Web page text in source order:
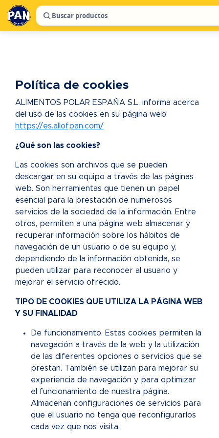
Buscar productos
Política de cookies
ALIMENTOS POLAR ESPAÑA S.L. informa acerca
del uso de las cookies en su página web:
https://es.allofpan.com/
¿Qué son las cookies?
Las cookies son archivos que se pueden
descargar en su equipo a través de las páginas
web. Son herramientas que tienen un papel
esencial para la prestación de numerosos
servicios de la sociedad de la información. Entre
otros, permiten a una página web almacenar y
recuperar información sobre los hábitos de
navegación de un usuario o de su equipo y,
dependiendo de la información obtenida, se
pueden utilizar para reconocer al usuario y
mejorar el servicio ofrecido.
TIPO DE COOKIES QUE UTILIZA LA PÁGINA WEB
Y SU FINALIDAD
De funcionamiento. Estas cookies permiten la
navegación a través de la web y la utilización
de las diferentes opciones o servicios que se
prestan. También se utilizan para mejorar su
experiencia de navegación y para optimizar
el funcionamiento de nuestra página.
Almacenan configuraciones de servicios para
que el usuario no tenga que reconfigurarlos
cada vez que nos visita.